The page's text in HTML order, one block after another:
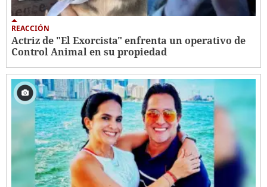
REACCIÓN
Actriz de "El Exorcista" enfrenta un operativo de
Control Animal en su propiedad